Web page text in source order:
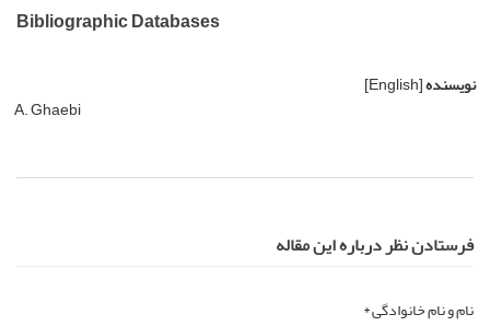
Bibliographic Databases
نویسنده[English]
A. Ghaebi
فرستادن نظر درباره این مقاله
نام و نام خانوادگی *